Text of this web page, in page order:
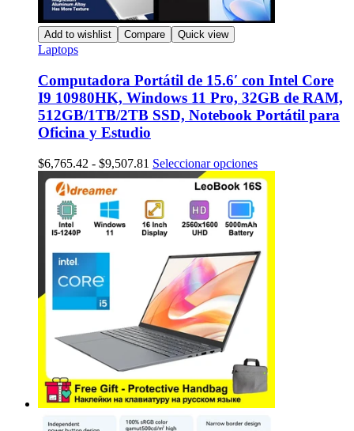
Add to wishlist Compare Quick view
Laptops
Computadora Portátil de 15.6′ con Intel Core
I9 10980HK, Windows 11 Pro, 32GB de RAM,
512GB/1TB/2TB SSD, Notebook Portátil para
Oficina y Estudio
$6,765.42 - $9,507.81 Rango
de
desde
$6,765.42
hasta
Seleccionar opcionesEste
producto
tiene
opciones
se
producto